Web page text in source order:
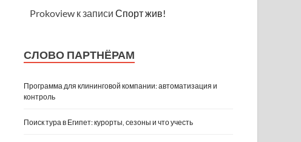
Prokoview к записиСпорт жив!
СЛОВО ПАРТНЁРАМ
Программа для клининговой компании: автоматизация и
контроль
Поиск тура в Египет: курорты, сезоны и что учесть